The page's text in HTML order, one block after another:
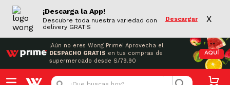
¡Descarga la App!
Descubre toda nuestra variedad con
delivery GRATIS
Descargar X
¡Aún no eres Wong Prime! Aprovecha el
DESPACHO GRATIS en tus compras de
supermercado desde S/79.90
AQUÍ
¿Que buscas hoy?